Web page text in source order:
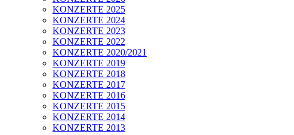
KONZERTE 2025
KONZERTE 2024
KONZERTE 2023
KONZERTE 2022
KONZERTE 2020/2021
KONZERTE 2019
KONZERTE 2018
KONZERTE 2017
KONZERTE 2016
KONZERTE 2015
KONZERTE 2014
KONZERTE 2013